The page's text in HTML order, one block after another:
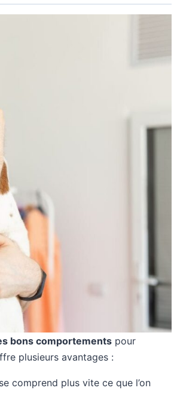
bons comportements pour
plusieurs avantages :
comprend plus vite ce que l’on